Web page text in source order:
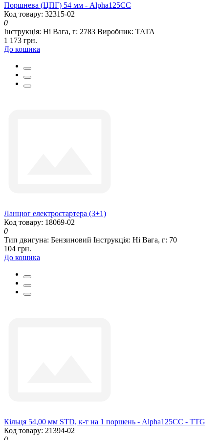
Поршнева (ЦПГ) 54 мм - Alpha125СС
Код товару: 32315-02
0
Інструкція: Ні Вага, г: 2783 Виробник: TATA
1 173 грн.
До кошика
Ланцюг електростартера (3+1)
Код товару: 18069-02
0
Тип двигуна: Бензиновий Інструкція: Ні Вага, г: 70
104 грн.
До кошика
Кільця 54,00 мм STD, к-т на 1 поршень - Alpha125CC - TTG
Код товару: 21394-02